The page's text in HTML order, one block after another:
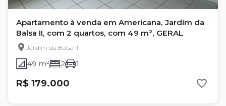
Apartamento à venda em Americana, Jardim da
Balsa II, com 2 quartos, com 49 m², GERAL
Jardim da Balsa II
49 m² 2 1
R$ 179.000